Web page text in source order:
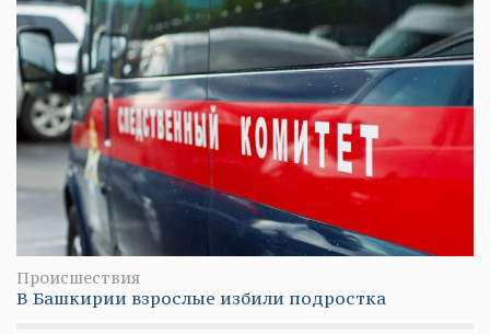
Происшествия
В Башкирии взрослые избили подростка